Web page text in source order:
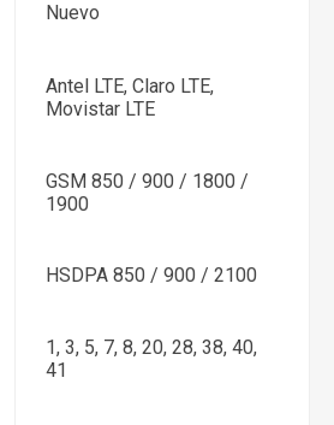
Nuevo
Antel LTE, Claro LTE,
Movistar LTE
GSM 850 / 900 / 1800 /
1900
HSDPA 850 / 900 / 2100
1, 3, 5, 7, 8, 20, 28, 38, 40,
41